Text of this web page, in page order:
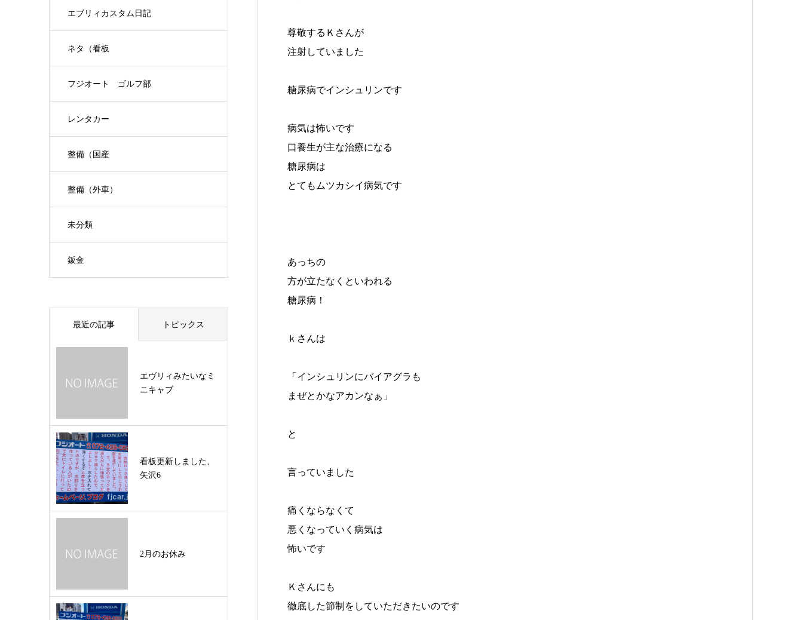
エブリィカスタム日記
ネタ（看板
フジオート ゴルフ部
レンタカー
整備（国産
整備（外車）
未分類
鈑金
尊敬するＫさんが
注射していました
糖尿病でインシュリンです
病気は怖いです
口養生が主な治療になる
糖尿病は
とてもムツカシイ病気です
あっちの
方が立たなくといわれる
糖尿病！
ｋさんは
「インシュリンにバイアグラも
まぜとかなアカンなぁ」
と
言っていました
痛くならなくて
悪くなっていく病気は
怖いです
Ｋさんにも
徹底した節制をしていただきたいのです
最近の記事 トピックス
エヴリィみたいなミ
ニキャブ
看板更新しました、
矢沢6
2月のお休み